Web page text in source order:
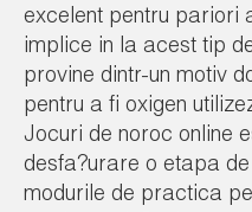
excelent pentru pariori
implice in la acest tip
provine dintr-un motiv
pentru a fi oxigen
Jocuri de noroc online
desfa?urare o etapa
modurile de practica